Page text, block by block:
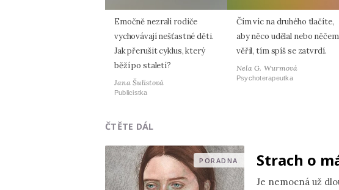
Emočně nezralí rodiče
vychovávají nešťastné děti.
Jak přerušit cyklus, který
běží po staletí?
Jana Šulistová
Publicistka
Čím víc na druhého tlačíte,
aby něco udělal nebo
věřil, tím spíš se zatvrdí.
Nela G. Wurmová
Psychoterapeutka
ČTĚTE DÁL
PORADNA Strach o
Je nemocná už